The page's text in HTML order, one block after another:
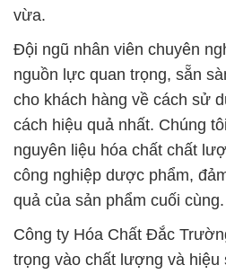
vừa.
Đội ngũ nhân viên chuyên
nguồn lực quan trọng, sẵn
cho khách hàng về cách sử
cách hiệu quả nhất. Chúng
nguyên liệu hóa chất chất
công nghiệp dược phẩm,
quả của sản phẩm cuối cùng.
Công ty Hóa Chất Đắc
trọng vào chất lượng và hiệu